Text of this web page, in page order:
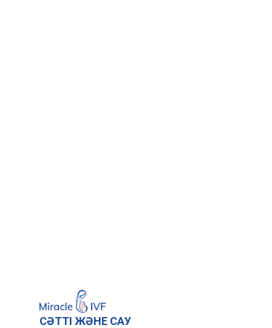
СӘТТІ ЖӘНЕ САУ